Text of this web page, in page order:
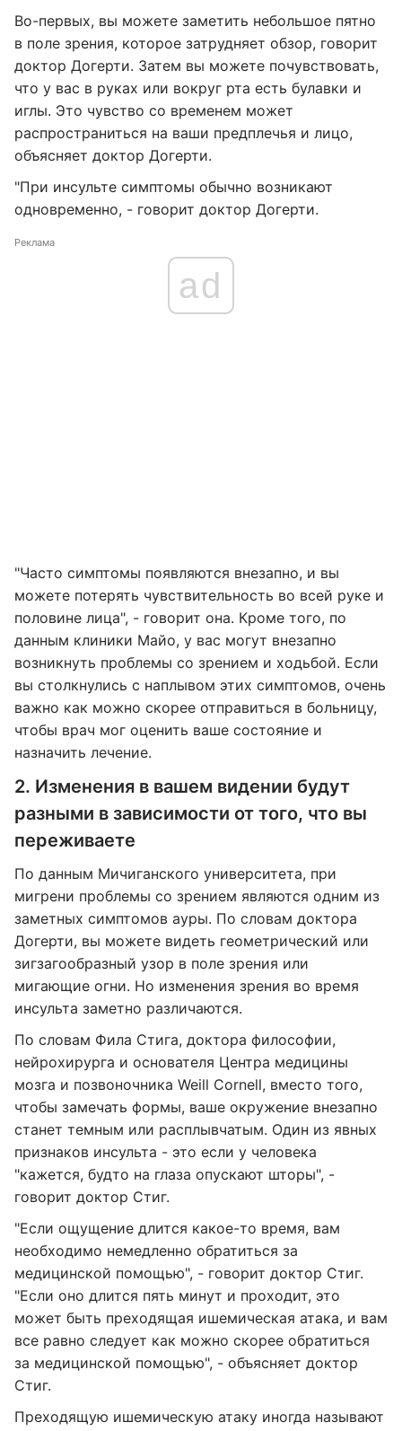
Во-первых, вы можете заметить небольшое пятно
в поле зрения, которое затрудняет обзор, говорит
доктор Догерти. Затем вы можете почувствовать,
что у вас в руках или вокруг рта есть булавки и
иглы. Это чувство со временем может
распространиться на ваши предплечья и лицо,
объясняет доктор Догерти.
"При инсульте симптомы обычно возникают
одновременно, - говорит доктор Догерти.
Реклама
ad
"Часто симптомы появляются внезапно, и вы
можете потерять чувствительность во всей руке и
половине лица", - говорит она. Кроме того, по
данным клиники Майо, у вас могут внезапно
возникнуть проблемы со зрением и ходьбой. Если
вы столкнулись с наплывом этих симптомов, очень
важно как можно скорее отправиться в больницу,
чтобы врач мог оценить ваше состояние и
назначить лечение.
2. Изменения в вашем видении будут
разными в зависимости от того, что вы
переживаете
По данным Мичиганского университета, при
мигрени проблемы со зрением являются одним из
заметных симптомов ауры. По словам доктора
Догерти, вы можете видеть геометрический или
зигзагообразный узор в поле зрения или
мигающие огни. Но изменения зрения во время
инсульта заметно различаются.
По словам Фила Стига, доктора философии,
нейрохирурга и основателя Центра медицины
мозга и позвоночника Weill Cornell, вместо того,
чтобы замечать формы, ваше окружение внезапно
станет темным или расплывчатым. Один из явных
признаков инсульта - это если у человека
"кажется, будто на глаза опускают шторы", -
говорит доктор Стиг.
"Если ощущение длится какое-то время, вам
необходимо немедленно обратиться за
медицинской помощью", - говорит доктор Стиг.
"Если оно длится пять минут и проходит, это
может быть преходящая ишемическая атака, и вам
все равно следует как можно скорее обратиться
за медицинской помощью", - объясняет доктор
Стиг.
Преходящую ишемическую атаку иногда называют